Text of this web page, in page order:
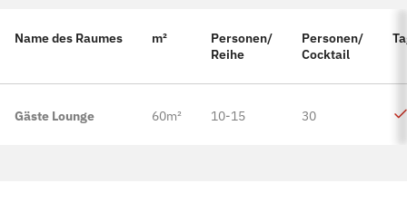
Name des Raumes m²
Personen/
Reihe
Personen/
Cocktail
Gäste Lounge 60m² 10-15 30